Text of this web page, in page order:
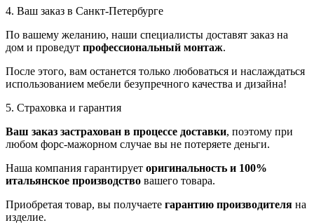
4. Ваш заказ в Санкт-Петербурге
По вашему желанию, наши специалисты доставят заказ на
дом и проведут профессиональный монтаж.
После этого, вам останется только любоваться и наслаждаться
использованием мебели безупречного качества и дизайна!
5. Страховка и гарантия
Ваш заказ застрахован в процессе доставки, поэтому при
любом форс-мажорном случае вы не потеряете деньги.
Наша компания гарантирует оригинальность и 100%
итальянское производство вашего товара.
Приобретая товар, вы получаете гарантию производителя на
изделие.